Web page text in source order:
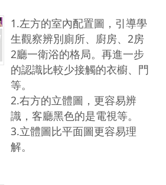
1.左方的室內配置圖，引導學
生觀察辨別廁所、廚房、2房
2廳一衛浴的格局。再進一步
的認識比較少接觸的衣櫥、門
等。
2.右方的立體圖，更容易辨
識，客廳黑色的是電視等。
3.立體圖比平面圖更容易理
解。